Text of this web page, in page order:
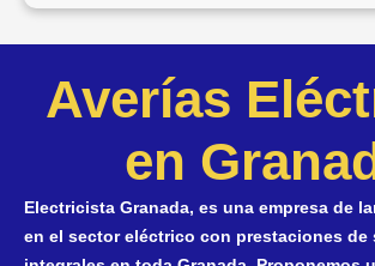
Averías
en
Electricista Granada, es una empresa de
en el sector eléctrico con prestaciones de